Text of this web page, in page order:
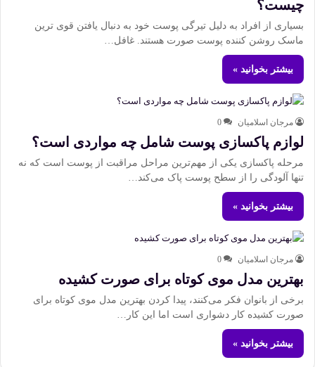
چیست؟
بسیاری از افراد به دلیل تیرگی پوست خود به دنبال یافتن قوی ترین
ماسک روشن کننده پوست صورت هستند. غافل…
بیشتر بخوانید »
مرجان اسلامیان 0
لوازم پاکسازی پوست شامل چه مواردی است؟
مرحله پاکسازی یکی از مهم‌ترین مراحل مراقبت از پوست است که نه
تنها آلودگی را از سطح پوست پاک می‌کند…
بیشتر بخوانید »
مرجان اسلامیان 0
بهترین مدل موی کوتاه برای صورت کشیده
برخی از بانوان فکر می‌کنند، پیدا کردن بهترین مدل موی کوتاه برای
صورت کشیده کار دشواری است اما این کار…
بیشتر بخوانید »